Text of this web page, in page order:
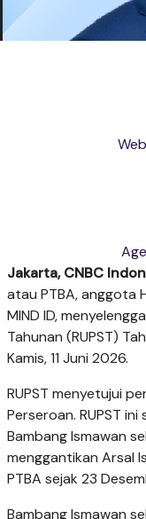
Jakarta, CNBC
atau PTBA, anggota
MIND ID,
Tahunan (RUPST)
Kamis, 11 Juni 2026.
RUPST menyetujui
Perseroan. RUPST
Bambang Ismawan
menggantikan Arsal
PTBA sejak 23
Bambang Ismawan